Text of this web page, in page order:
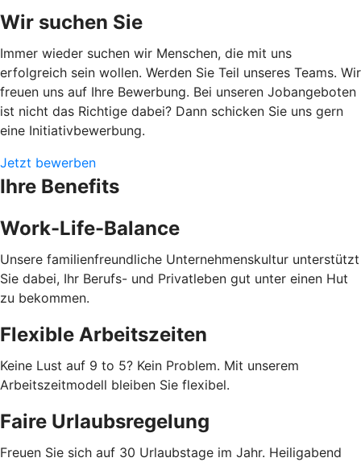
Wir suchen Sie
Immer wieder suchen wir Menschen, die mit uns
erfolgreich sein wollen. Werden Sie Teil unseres Teams. Wir
freuen uns auf Ihre Bewerbung. Bei unseren Jobangeboten
ist nicht das Richtige dabei? Dann schicken Sie uns gern
eine Initiativbewerbung.
Jetzt bewerben
Ihre Benefits
Work-Life-Balance
Unsere familienfreundliche Unternehmenskultur unterstützt
Sie dabei, Ihr Berufs- und Privatleben gut unter einen Hut
zu bekommen.
Flexible Arbeitszeiten
Keine Lust auf 9 to 5? Kein Problem. Mit unserem
Arbeitszeitmodell bleiben Sie flexibel.
Faire Urlaubsregelung
Freuen Sie sich auf 30 Urlaubstage im Jahr. Heiligabend